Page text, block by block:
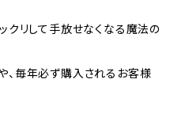
クリして手放せなくなる魔法の
、毎年必ず購入されるお客様